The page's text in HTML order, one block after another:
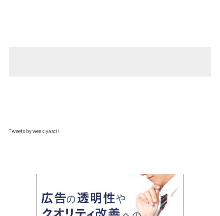
Tweets by weeklyascii